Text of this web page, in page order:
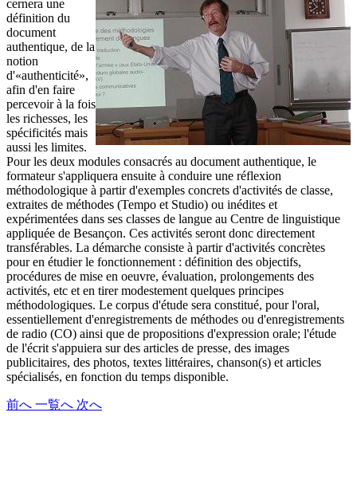
cernera une
définition du
document
authentique, de la
notion
d'«authenticité»,
afin d'en faire
percevoir à la fois
les richesses, les
spécificités mais
aussi les limites.
Pour les deux modules consacrés au document authentique, le
formateur s'appliquera ensuite à conduire une réflexion
méthodologique à partir d'exemples concrets d'activités de classe,
extraites de méthodes (Tempo et Studio) ou inédites et
expérimentées dans ses classes de langue au Centre de linguistique
appliquée de Besançon. Ces activités seront donc directement
transférables. La démarche consiste à partir d'activités concrètes
pour en étudier le fonctionnement : définition des objectifs,
procédures de mise en oeuvre, évaluation, prolongements des
activités, etc et en tirer modestement quelques principes
méthodologiques. Le corpus d'étude sera constitué, pour l'oral,
essentiellement d'enregistrements de méthodes ou d'enregistrements
de radio (CO) ainsi que de propositions d'expression orale; l'étude
de l'écrit s'appuiera sur des articles de presse, des images
publicitaires, des photos, textes littéraires, chanson(s) et articles
spécialisés, en fonction du temps disponible.
前へ 一覧へ 次へ